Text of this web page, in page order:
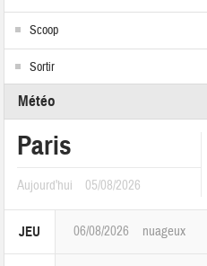
Scoop
Sortir
Météo
Paris
Aujourd'hui 05/08/2026
JEU 06/08/2026 nuageux